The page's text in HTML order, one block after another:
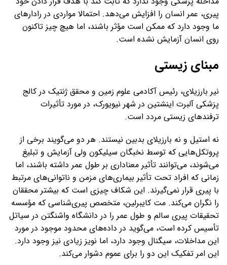
پیری، عمر انسان را افزایش می‌دهد. احتمالا مواردی در رادارهای
ما وجود دارد که ممکن است مؤثر باشند، اما هیچ چیز تاکنون
روی انسان آزمایش نشده است.
مبنای زیستی
نیر بارزیلای، رئیس آکادمی علوم زمین و محقق ژنتیک در کالج
پزشکی آلبرت اینشتین در شهر نیویورک، در مورد تأثیرات
ترفندهای زیستی مردد است.
نه استیل و نه بارزیلای بدبین نیستند. هر دو می‌گویند برخی از
پروتکل‌هایی که توسط نخبگان سیلیکون ولی آزمایش و تبلیغ
می‌شوند، می‌توانند تأثیر معناداری بر طول عمر داشته باشند، اما
زمانی که افراد تحت تأثیر بیماری‌های مزمن و ناتوانی‌های مرتبط
با پیری قرار نمی‌گیرند. این شکاف چیزی است که بیشتر محققان
را نگران می‌کند. مت کایبرلین، متخصص پیری‌شناسی که مؤسسه
تحقیقات پیری سالم و طول عمر را در دانشگاه واشنگتن در سیاتل
تأسیس کرده است، می‌گوید در داده‌های محدود موجود در مورد
این مداخلات، سیگنال وجود دارد، اما نویز زیادی نیز وجود دارد.
این امر تفکیک این دو را برای عموم دشوار می‌کند.